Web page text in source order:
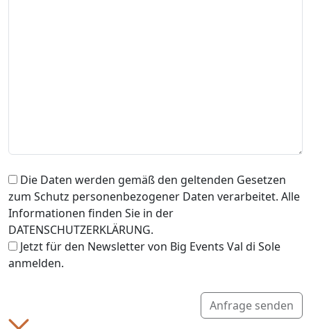
Die Daten werden gemäß den geltenden Gesetzen
zum Schutz personenbezogener Daten verarbeitet. Alle
Informationen finden Sie in der
DATENSCHUTZERKLÄRUNG.
Jetzt für den Newsletter von Big Events Val di Sole
anmelden.
Anfrage senden